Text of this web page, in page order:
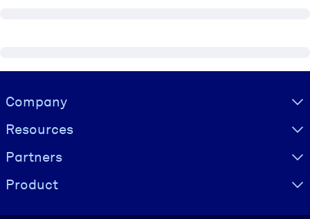
Visually hidden Text
Company
Resources
Partners
Product